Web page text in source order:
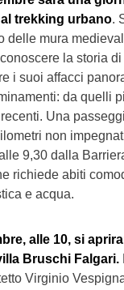
trekking urbano.
delle mura
la storia di
i suoi affacci
da quelli
Una
non
9,30 dalla
richiede abiti
e acqua.
alle 10, si
Bruschi Falgari.
Virginio